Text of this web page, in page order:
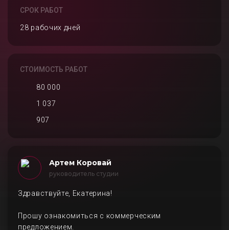
СРОК РАБОТ
28 рабочих дней
СТОИМОСТЬ РАБОТ
80 000
1 037
907
Артем Коровай
руководитель студии
Здравствуйте, Екатерина!
Прошу ознакомиться с коммерческим
предложением.